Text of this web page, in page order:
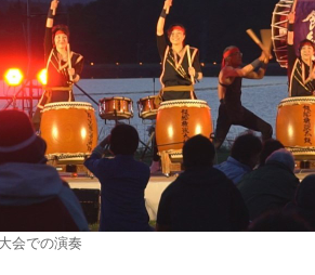
会での演奏